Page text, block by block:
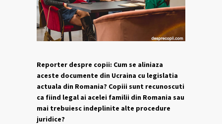
Reporter despre copii: Cum se aliniaza
aceste documente din Ucraina cu legislatia
actuala din Romania? Copiii sunt recunoscuti
ca fiind legal ai acelei familii din Romania sau
mai trebuiesc indeplinite alte procedure
juridice?